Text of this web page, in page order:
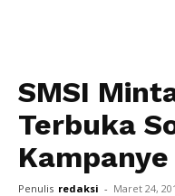
SMSI
Terbuka
Kampanye
Penulis redaksi - Maret 24,